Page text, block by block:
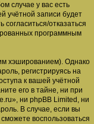
случае у вас есть
учётной записи будет
отказаться
программным
хэшированием). Однако
регистрируясь на
к вашей учётной
его в тайне, ни при
ни phpBB Limited, ни
В случае, если вы
воспользоваться